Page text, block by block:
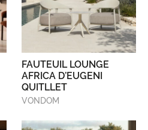
FAUTEUIL LOUNGE
AFRICA D’EUGENI
QUITLLET
VONDOM